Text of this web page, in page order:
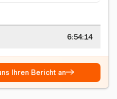
6:54:15
Ihren Bericht an→